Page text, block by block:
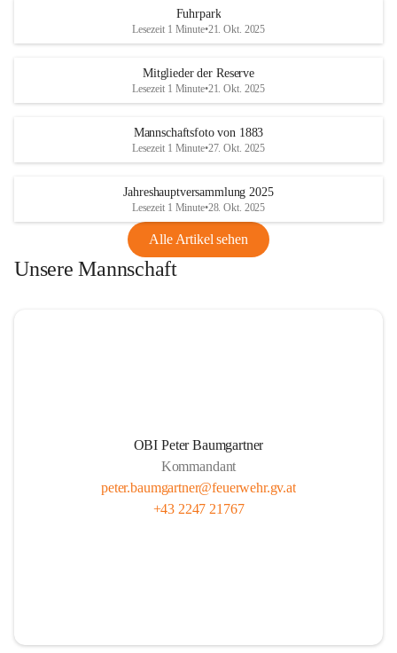
a
Fuhrpark
Lesezeit 1 Minute•21. Okt. 2025
Mitglieder der Reserve
Lesezeit 1 Minute•21. Okt. 2025
Mannschaftsfoto von 1883
Lesezeit 1 Minute•27. Okt. 2025
Jahreshauptversammlung 2025
Lesezeit 1 Minute•28. Okt. 2025
Alle Artikel sehen
Unsere Mannschaft
OBI Peter Baumgartner
Kommandant
peter.baumgartner@feuerwehr.gv.at
+43 2247 21767